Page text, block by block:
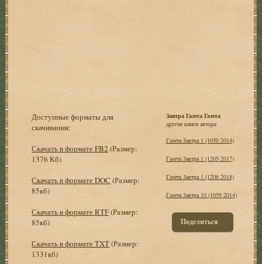
Доступные форматы для
скачивания:
Скачать в формате FB2 (Размер:
1376 Кб)
Скачать в формате DOC (Размер:
85кб)
Скачать в формате RTF(Размер:
85кб)
Скачать в формате TXT(Размер:
1331кб)
Завтра Газета Газета
другие книги автора:
Газета Завтра 1 (1050 2014)
Газета Завтра 1 (1205 2017)
Газета Завтра 1 (1206 2018)
Газета Завтра 10 (1059 2014)
Поделиться